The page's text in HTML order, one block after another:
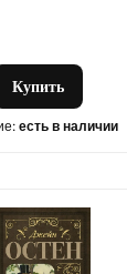
Купить
есть в наличии